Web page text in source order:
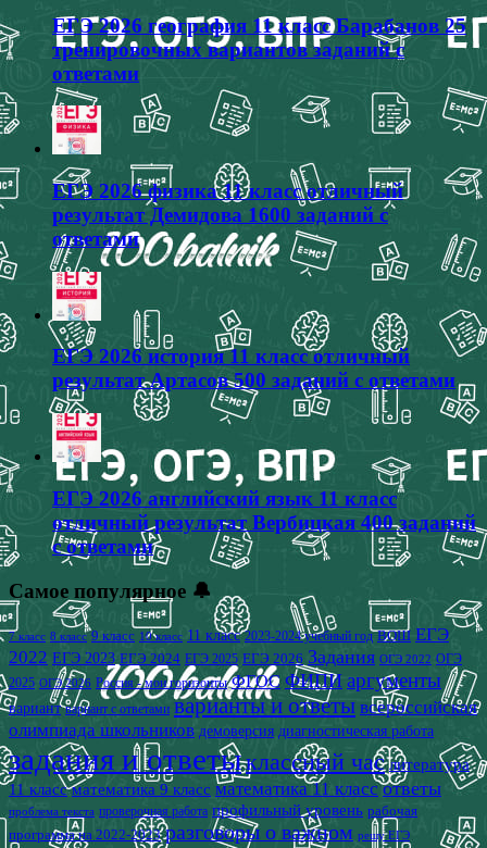
ЕГЭ 2026 география 11 класс Барабанов 25
тренировочных вариантов заданий с
ответами
ЕГЭ 2026 физика 11 класс отличный
результат Демидова 1600 заданий с
ответами
ЕГЭ 2026 история 11 класс отличный
результат Артасов 500 заданий с ответами
ЕГЭ 2026 английский язык 11 класс
отличный результат Вербицкая 400 заданий
с ответами
Самое популярное 🔔
7 класс 8 класс 9 класс 10 класс 11 класс 2023-2024 учебный год ВОШ ЕГЭ
2022 ЕГЭ 2023 ЕГЭ 2024 ЕГЭ 2025 ЕГЭ 2026 Задания ОГЭ 2022 ОГЭ
2025 ОГЭ 2026 Россия - мои горизонты ФГОС ФИПИ аргументы
вариант вариант с ответами варианты и ответы всероссийская
олимпиада школьников демоверсия диагностическая работа
задания и ответыклассный час литература
11 класс математика 9 класс математика 11 класс ответы
проблема текста проверочная работа профильный уровень рабочая
программа на 2022-2023 разговоры о важном решу ЕГЭ